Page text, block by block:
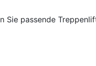
Sie passende